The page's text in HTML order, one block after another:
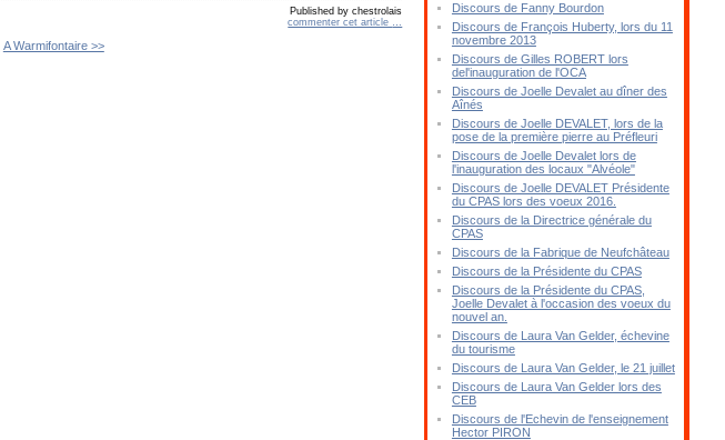
Published by chestrolais
commenter cet article
A Warmifontaire >>
Discours de Fanny Bourdon
Discours de François Huberty, lors du 11
novembre 2013
Discours de Gilles ROBERT lors
del'inauguration de l'OCA
Discours de Joelle Devalet au dîner des
Aînés
Discours de Joelle DEVALET, lors de la
pose de la première pierre au Préfleuri
Discours de Joelle Devalet lors de
l'inauguration des locaux "Alvéole"
Discours de Joelle DEVALET Présidente
du CPAS lors des voeux 2016.
Discours de la Directrice générale du
CPAS
Discours de la Fabrique de Neufchâteau
Discours de la Présidente du CPAS
Discours de la Présidente du CPAS,
Joelle Devalet à l'occasion des voeux du
nouvel an.
Discours de Laura Van Gelder, échevine
du tourisme
Discours de Laura Van Gelder, le 21 juillet
Discours de Laura Van Gelder lors des
CEB
Discours de l'Echevin de l'enseignement
Hector PIRON